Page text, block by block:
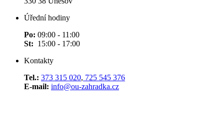
Úřední hodiny
Po: 09:00 - 11:00
St: 15:00 - 17:00
Kontakty
Tel.: 373 315 020, 725 545 376
E-mail: info@ou-zahradka.cz